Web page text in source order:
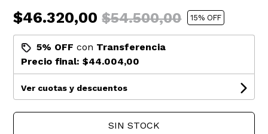
$46.320,00$54.500,00 15% OFF
5% OFF con Transferencia
Precio final:$44.004,00
Ver cuotas y descuentos
SIN STOCK